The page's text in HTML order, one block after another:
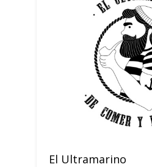
El Ultramarino